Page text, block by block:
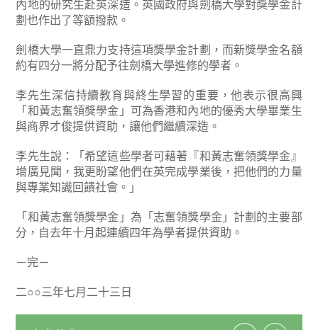
內地的研究生赴英深造。英國政府與劍橋大學對獎學金計
劃也作出了等額撥款。
劍橋大學一直鼎力支持這項獎學金計劃，而新獎學金名額
約有四分一將分配予往劍橋大學進修的學者。
李先生深信持續教育與終生學習的重要，他表示很高興
「和黃志奮領獎學金」可為香港和內地的優秀大學畢業生
與商界才俊提供資助，讓他們繼續深造。
李先生說：「希望這些學者可藉著『和黃志奮領獎學金』
增廣見聞，我更盼望他們在英完成學業後，把他們的力量
與專業知識回饋社會。」
「和黃志奮領獎學金」為「志奮領獎學金」計劃的主要部
分，自去年十月起連續四年為學者提供資助。
－完－
二○○三年七月二十三日